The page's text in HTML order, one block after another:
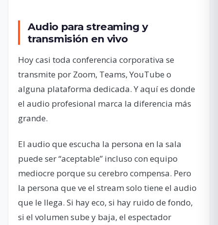
Audio para streaming y
transmisión en vivo
Hoy casi toda conferencia corporativa se
transmite por Zoom, Teams, YouTube o
alguna plataforma dedicada. Y aquí es donde
el audio profesional marca la diferencia más
grande.
El audio que escucha la persona en la sala
puede ser “aceptable” incluso con equipo
mediocre porque su cerebro compensa. Pero
la persona que ve el stream solo tiene el audio
que le llega. Si hay eco, si hay ruido de fondo,
si el volumen sube y baja, el espectador